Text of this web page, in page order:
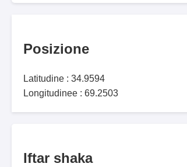
Posizione
Latitudine : 34.9594
Longitudinee : 69.2503
Iftar shaka